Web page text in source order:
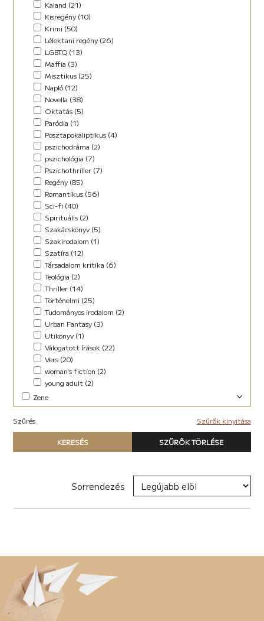
Regény (42)
Romantikus (29)
Sci-fi (14)
Steampunk (1)
Urban Fantasy (2)
Utikönyv (8)
Válogatott írások (48)
Vers (17)
Kaland (21)
Kisregény (10)
Krimi (50)
Lélektani regény (26)
LGBTQ (13)
Maffia (3)
Misztikus (25)
Napló (12)
Novella (38)
Oktatás (5)
Paródia (1)
Posztapokaliptikus (4)
pszichodráma (2)
pszichológia (7)
Pszichothriller (7)
Regény (85)
Romantikus (56)
Sci-fi (40)
Spirituális (2)
Szakácskönyv (5)
Szakirodalom (1)
Szatíra (12)
Társadalom kritika (6)
Teológia (2)
Thriller (14)
Történelmi (25)
Tudományos irodalom (2)
Urban Fantasy (3)
Utikönyv (1)
Válogatott írások (22)
Vers (20)
woman's fiction (2)
young adult (2)
Zene
Szűrés
Szűrők kinyitása
Típus
Nyomtatott könyv
Sorozat
KERESÉS SZŰRŐK TÖRLÉSE
Sorrendezés